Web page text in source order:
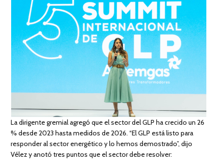
La dirigente gremial agregó que el sector del GLP ha crecido un 26
% desde 2023 hasta medidos de 2026. “El GLP está listo para
responder al sector energético y lo hemos demostrado”, dijo
Vélez y anotó tres puntos que el sector debe resolver: